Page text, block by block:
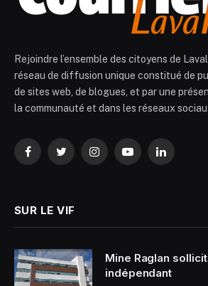
Rejoindre l’ensemble des citoyens de
réseau de diffusion unique constitué de
de sites web, de blogues, et par une
la communauté et dans les réseaux
FacebookTwitterInstagramYouTubeLinkedIn
SUR LE VIF
Mine Raglan
indépendant